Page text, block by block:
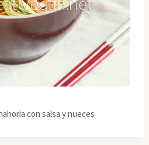
con salsa y nueces